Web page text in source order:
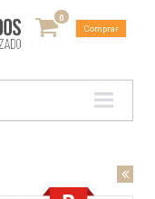
0
Comprar